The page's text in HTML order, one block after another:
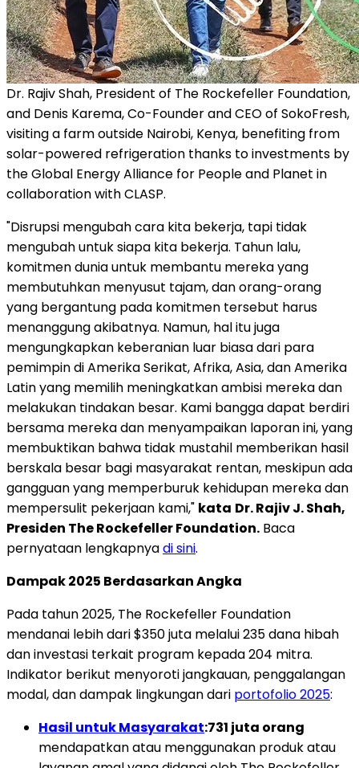
Dr. Rajiv Shah, President of The Rockefeller Foundation,
and Denis Karema, Co-Founder and CEO of SokoFresh,
visiting a farm outside Nairobi, Kenya, benefiting from
solar-powered refrigeration thanks to investments by
the Global Energy Alliance for People and Planet in
collaboration with CLASP.
"Disrupsi mengubah cara kita bekerja, tapi tidak
mengubah untuk siapa kita bekerja. Tahun lalu,
komitmen dunia untuk membantu mereka yang
membutuhkan menyusut tajam, dan orang-orang
yang bergantung pada komitmen tersebut harus
menanggung akibatnya. Namun, hal itu juga
mengungkapkan keberanian luar biasa dari para
pemimpin di Amerika Serikat, Afrika, Asia, dan Amerika
Latin yang memilih meningkatkan ambisi mereka dan
melakukan tindakan besar. Kami bangga dapat berdiri
bersama mereka dan menyampaikan laporan ini, yang
membuktikan bahwa tidak mustahil memberikan hasil
berskala besar bagi masyarakat rentan, meskipun ada
gangguan yang memperburuk kehidupan mereka dan
mempersulit pekerjaan kami," kata Dr. Rajiv J. Shah,
Presiden The Rockefeller Foundation. Baca
pernyataan lengkapnyadi sini.
Dampak 2025 Berdasarkan Angka
Pada tahun 2025, The Rockefeller Foundation
mendanai lebih dari $350 juta melalui 235 dana hibah
dan investasi terkait program kepada 204 mitra.
Indikator berikut menyoroti jangkauan, penggalangan
modal, dan dampak lingkungan dari portofolio 2025:
Hasil untuk Masyarakat:731 juta orang
mendapatkan atau menggunakan produk atau